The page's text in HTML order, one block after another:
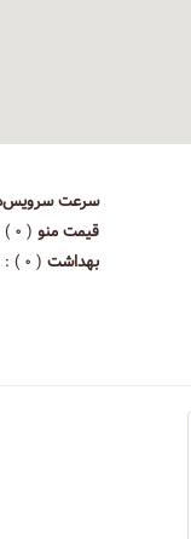
سرعت
قیمت منو ( ۰ ) :
بهداشت ( ۰ ) :